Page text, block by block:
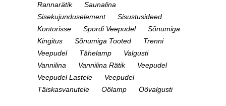
Rannarätik
Saunalina
Sisekujunduselement
Sisustusideed
Kontorisse
Spordi Veepudel
Sõnumiga
Kingitus
Sõnumiga Tooted
Trenni
Veepudel
Tähelamp
Valgusti
Vannilina
Vannilina Rätik
Veepudel
Veepudel Lastele
Veepudel
Täiskasvanutele
Öölamp Öövalgusti